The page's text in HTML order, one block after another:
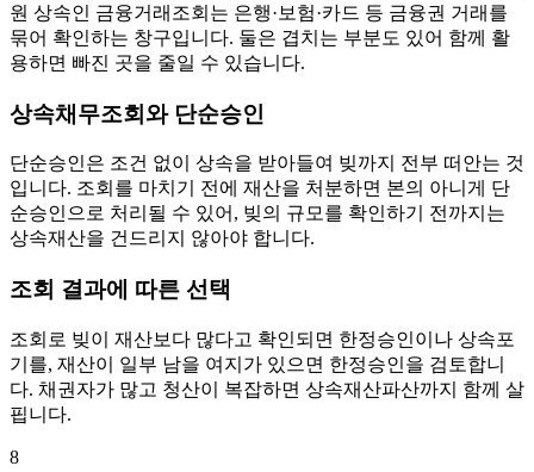
원 상속인 금융거래조회는 은행·보험·카드 등 금융권 거래를
묶어 확인하는 창구입니다. 둘은 겹치는 부분도 있어 함께 활
용하면 빠진 곳을 줄일 수 있습니다.
상속채무조회와 단순승인
단순승인은 조건 없이 상속을 받아들여 빚까지 전부 떠안는 것
입니다. 조회를 마치기 전에 재산을 처분하면 본의 아니게 단
순승인으로 처리될 수 있어, 빚의 규모를 확인하기 전까지는
상속재산을 건드리지 않아야 합니다.
조회 결과에 따른 선택
조회로 빚이 재산보다 많다고 확인되면 한정승인이나 상속포
기를, 재산이 일부 남을 여지가 있으면 한정승인을 검토합니
다. 채권자가 많고 청산이 복잡하면 상속재산파산까지 함께 살
핍니다.
8